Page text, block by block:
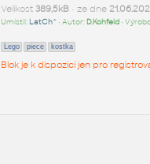
Velikost 389,5kB• ze dne
Umístil: LatCh^ • Autor: D.Kohfeld•
Lego piece kostka
Blok je k dispozici jen pro